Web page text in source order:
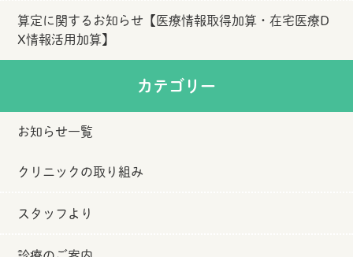
算定に関するお知らせ【医療情報取得加算・在宅医療D
X情報活用加算】
カテゴリー
お知らせ一覧
クリニックの取り組み
スタッフより